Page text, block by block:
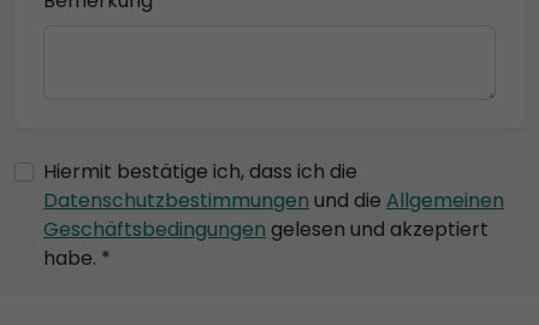
Hiermit bestätige ich, dass ich die
Datenschutzbestimmungen und die Allgemeinen
Geschäftsbedingungen gelesen und akzeptiert
habe. *